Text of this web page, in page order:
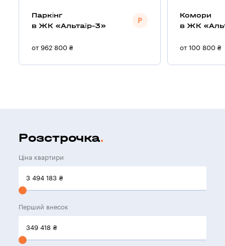
Паркінг
в ЖК «Альтаїр-3»
от 962 800 ₴
Комори
в ЖК
от 100 800 ₴
Розстрочка
Ціна квартири
3 494 183 ₴
Перший внесок
349 418 ₴